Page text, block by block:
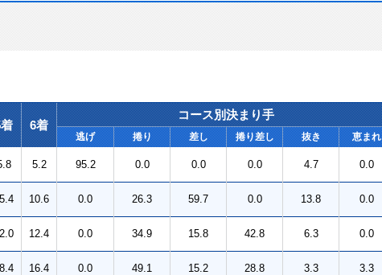
6着
コース別決まり手
逃げ 捲り 差し 捲り差し 抜き 恵まれ
5.2 95.2 0.0 0.0 0.0 4.7 0.0
10.6 0.0 26.3 59.7 0.0 13.8 0.0
12.4 0.0 34.9 15.8 42.8 6.3 0.0
16.4 0.0 49.1 15.2 28.8 3.3 3.3